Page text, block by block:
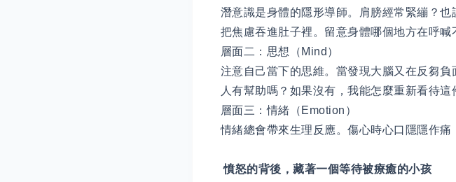
潛意識是身體的隱形導師。肩膀經常緊繃？
把焦慮吞進肚子裡。留意身體哪個地方在呼喊
層面二：思想（Mind）
注意自己當下的思維。當發現大腦又在反芻
人有幫助嗎？如果沒有，我能怎麼重新看待這
層面三：情緒（Emotion）
情緒總會帶來生理反應。傷心時心口隱隱作
憤怒的背後，藏著一個等待被療癒的小孩